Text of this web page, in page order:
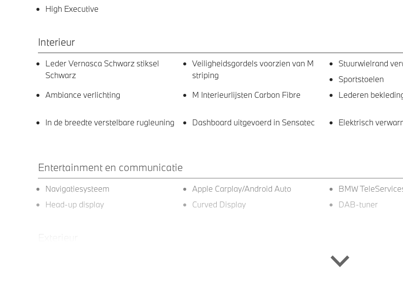
High Executive
Interieur
Leder Vernasca Schwarz stiksel
Schwarz
Veiligheidsgordels voorzien van M
striping
Stuurwielrand
Sportstoelen
Ambiance verlichting
M Interieurlijsten Carbon Fibre Lederen
In de breedte verstelbare rugleuning
Dashboard uitgevoerd in Sensatec Elektrisch
Entertainment en communicatie
Navigatiesysteem Apple Carplay/Android Auto BMW
Head-up display
Curved Display DAB-tuner
LED-